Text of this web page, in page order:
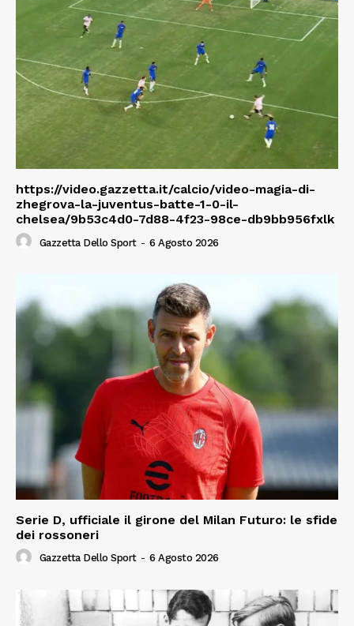
https://video.gazzetta.it/calcio/video-magia-di-
zhegrova-la-juventus-batte-1-0-il-
chelsea/9b53c4d0-7d88-4f23-98ce-db9bb956fxlk
Gazzetta Dello Sport - 6 Agosto 2026
Serie D, ufficiale il girone del Milan Futuro: le sfide
dei rossoneri
Gazzetta Dello Sport - 6 Agosto 2026